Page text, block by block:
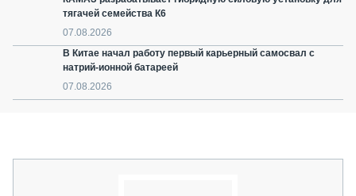
тягачей семейства К6
07.08.2026
В Китае начал работу первый карьерный самосвал с
натрий-ионной батареей
07.08.2026